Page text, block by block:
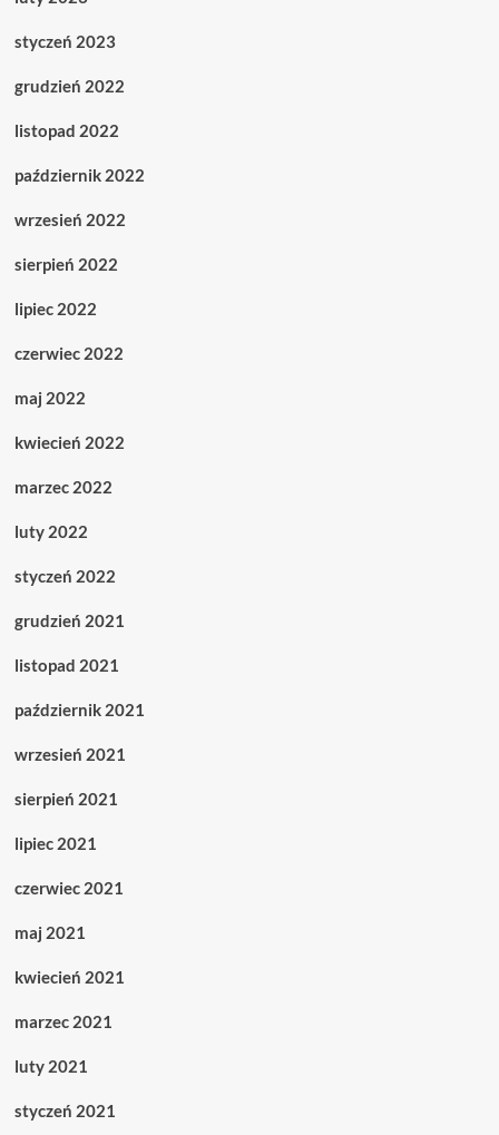
styczeń 2023
grudzień 2022
listopad 2022
październik 2022
wrzesień 2022
sierpień 2022
lipiec 2022
czerwiec 2022
maj 2022
kwiecień 2022
marzec 2022
luty 2022
styczeń 2022
grudzień 2021
listopad 2021
październik 2021
wrzesień 2021
sierpień 2021
lipiec 2021
czerwiec 2021
maj 2021
kwiecień 2021
marzec 2021
luty 2021
styczeń 2021